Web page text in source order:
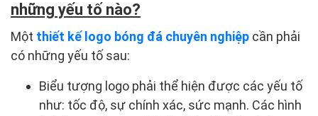
những yếu tố nào?
Một thiết kế logo bóng đá chuyên nghiệp cần phải
có những yếu tố sau:
Biểu tượng logo phải thể hiện được các yếu tố
như: tốc độ, sự chính xác, sức mạnh. Các hình